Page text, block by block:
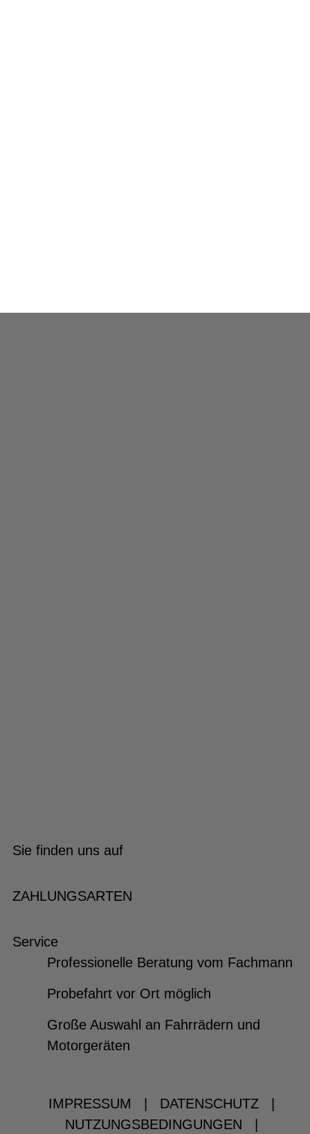
Sie finden uns auf
ZAHLUNGSARTEN
Service
Professionelle Beratung vom Fachmann
Probefahrt vor Ort möglich
Große Auswahl an Fahrrädern und
Motorgeräten
IMPRESSUM DATENSCHUTZ
NUTZUNGSBEDINGUNGEN